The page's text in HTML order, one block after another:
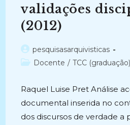
validações
(2012)
Autor
do
pesquisasarquivisticas
Categoria
Docente / TCC (graduação)
Raquel Luise Pret Análise
documental inserida no
dos discursos de verdade a